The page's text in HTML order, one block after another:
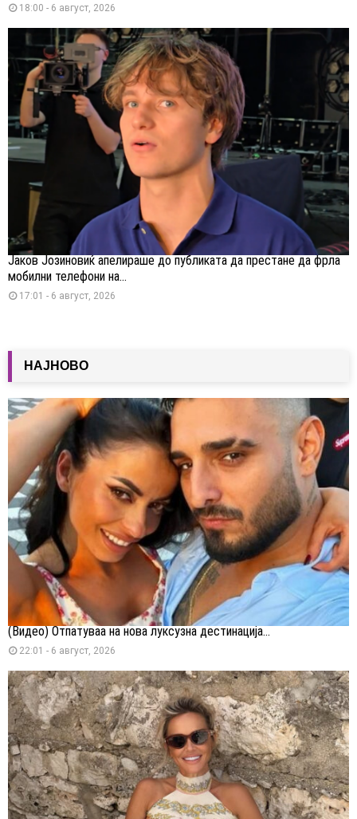
18:00 - 6 август, 2026
Јаков Јозиновиќ апелираше до публиката да престане да фрла
мобилни телефони на...
17:01 - 6 август, 2026
НАЈНОВО
(Видео) Отпатуваа на нова луксузна дестинација...
22:01 - 6 август, 2026